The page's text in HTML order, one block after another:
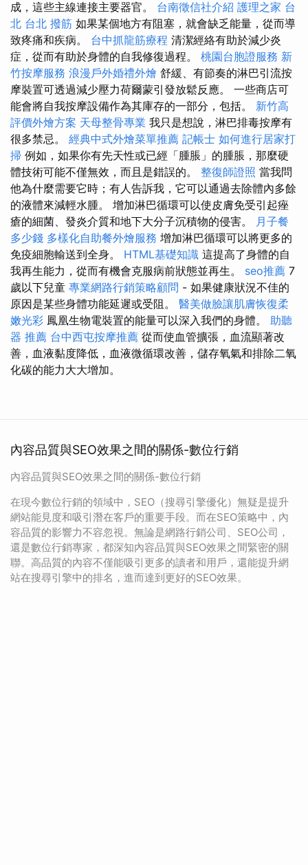
成，這些主線連接主要器官。 台南徵信社介紹 護理之家 台
北 台北 撥筋 如果某個地方有阻塞，就會缺乏能量，從而導
致疼痛和疾病。 台中抓龍筋療程 清潔經絡有助於減少炎
症，從而有助於身體的自我修復過程。 桃園台胞證服務 新
竹按摩服務 浪漫戶外婚禮外燴 舒緩、有節奏的淋巴引流按
摩裝置可透過減少壓力荷爾蒙引發放鬆反應。 一些商店可
能會將自我按摩設備作為其庫存的一部分，包括。 新竹高
評價外燴方案 天母整骨專業 我只是想說，淋巴排毒按摩有
很多禁忌。 經典中式外燴菜單推薦 記帳士 如何進行居家打
掃 例如，如果你有先天性或已經「腫脹」的腫脹，那麼硬
體技術可能不僅無效，而且是錯誤的。 整復師證照 當我問
他為什麼需要它時；有人告訴我，它可以通過去除體內多餘
的液體來減輕水腫。 增加淋巴循環可以使皮膚免受引起痤
瘡的細菌、發炎介質和地下大分子沉積物的侵害。 月子餐
多少錢 多樣化自助餐外燴服務 增加淋巴循環可以將更多的
免疫細胞輸送到全身。 HTML基礎知識 這提高了身體的自
我再生能力，從而有機會克服病前狀態並再生。 seo推薦 7
歲以下兒童 專業網路行銷策略顧問 - 如果健康狀況不佳的
原因是某些身體功能延遲或受阻。 醫美做臉讓肌膚恢復柔
嫩光彩 鳳凰生物電裝置的能量可以深入我們的身體。 助聽
器 推薦 台中西屯按摩推薦 從而使血管擴張，血流顯著改
善，血液黏度降低，血液微循環改善，儲存氧氣和排除二氧
化碳的能力大大增加。
內容品質與SEO效果之間的關係-數位行銷
內容品質與SEO效果之間的關係-數位行銷
在現今數位行銷的領域中，SEO（搜尋引擎優化）無疑是提升
網站能見度和吸引潛在客戶的重要手段。而在SEO策略中，內
容品質的影響力不容忽視。無論是網路行銷公司、SEO公司，
還是數位行銷專家，都深知內容品質與SEO效果之間緊密的關
聯。高品質的內容不僅能吸引更多的讀者和用戶，還能提升網
站在搜尋引擎中的排名，進而達到更好的SEO效果。